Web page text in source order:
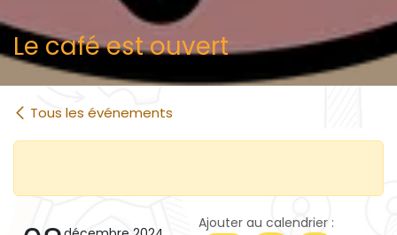
Le café est ouvert
Tous les événements
Ajouter au calendrier :